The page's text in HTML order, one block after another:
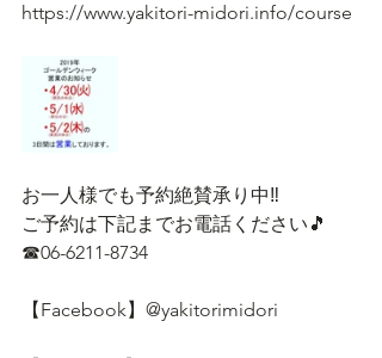
https://www.yakitori-midori.info/course
お一人様でも予約絶賛承り中‼
ご予約は下記までお電話ください🎵
☎06-6211-8734
【Facebook】@yakitorimidori